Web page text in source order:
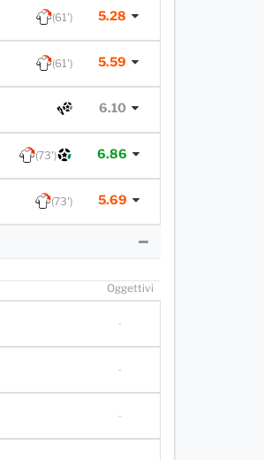
(61') 5.28
(61') 5.59
6.10
(73') 6.86
(73') 5.69
Oggettivi
-
-
-